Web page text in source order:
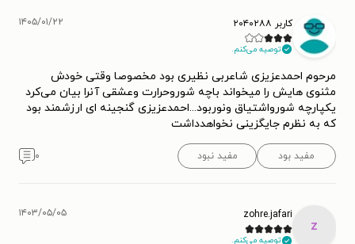
کاربر ۲۰۴۰۲۸۸
توصیه می‌کنم.
۱۴۰۵/۰۱/۲۲
مرحوم احمدعزیزی شاعربی نظیری بود مخصوصا وقتی خودش
مثنوی هایش را میخواند باچه شوروحرارت وعشقی آنرا بیان می‌کرد
یکپارچه شورواشتیاق ونوربود...احمدعزیزی گنجینه ای ارزشمند بود
که به نظرم جایگزینی نخواهدداشت
مفید بود مفید نبود ۰
z
zohre.jafari
توصیه می‌کنم.
۱۴۰۳/۰۵/۰۵